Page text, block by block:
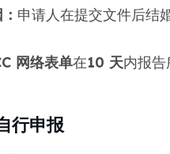
申请人在提交文件后结
网络表单在10 天内报告
行申报